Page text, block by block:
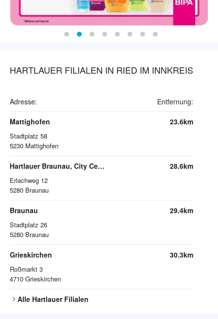
HARTLAUER FILIALEN IN RIED IM INNKREIS
Adresse: Entfernung:
Mattighofen
Stadtplatz 58
5230 Mattighofen
23.6km
Hartlauer Braunau, City Center
Erlachweg 12
5280 Braunau
28.6km
Braunau
Stadtplatz 26
5280 Braunau
29.4km
Grieskirchen
Roßmarkt 3
4710 Grieskirchen
30.3km
Alle HartlauerFilialen